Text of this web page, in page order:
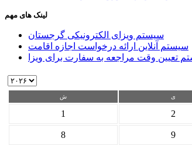
لینک های مهم
سیستم ویزای الکترونیکی گرجستان
سیستم آنلاین ارائه درخواست اجازه اقامت
تعیین وقت مراجعه به سفارت برای ویزا
ش ی
1 2
8 9